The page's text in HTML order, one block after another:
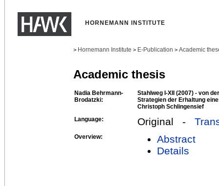
HORNEMANN INSTITUTE
> Hornemann Institute > E-Publication > Academic
Academic thesis
Nadia Behrmann-
Brodatzki:
Stahlweg I-XII (2007) - von
Strategien der Erhaltung
Christoph Schlingensief
Language:
Original -
Overview:
Abstract
Details